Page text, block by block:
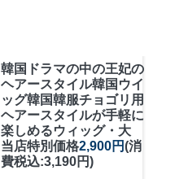
韓国ドラマの中の王妃の
ヘアースタイル韓国ウイ
ッグ韓国韓服チョゴリ用
ヘアースタイルが手軽に
楽しめるウィッグ・大
当店特別価格2,900円(消
費税込:3,190円)